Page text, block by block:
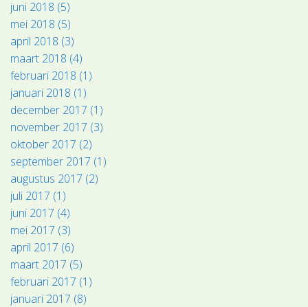
juni 2018 (5)
mei 2018 (5)
april 2018 (3)
maart 2018 (4)
februari 2018 (1)
januari 2018 (1)
december 2017 (1)
november 2017 (3)
oktober 2017 (2)
september 2017 (1)
augustus 2017 (2)
juli 2017 (1)
juni 2017 (4)
mei 2017 (3)
april 2017 (6)
maart 2017 (5)
februari 2017 (1)
januari 2017 (8)